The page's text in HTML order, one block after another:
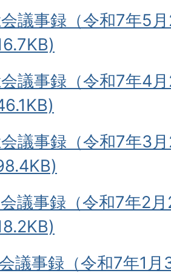
議事録（令和7年5
議事録（令和7年4
議事録（令和7年3
議事録（令和7年2
議事録（令和7年1